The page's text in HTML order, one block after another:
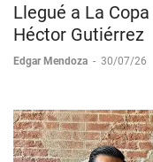
Llegué a La
Héctor Gutiérrez
Edgar Mendoza - 30/07/26